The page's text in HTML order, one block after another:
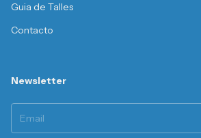
Guia de Talles
Contacto
Newsletter